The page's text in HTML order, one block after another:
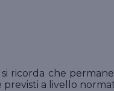
ricorda che
a livello